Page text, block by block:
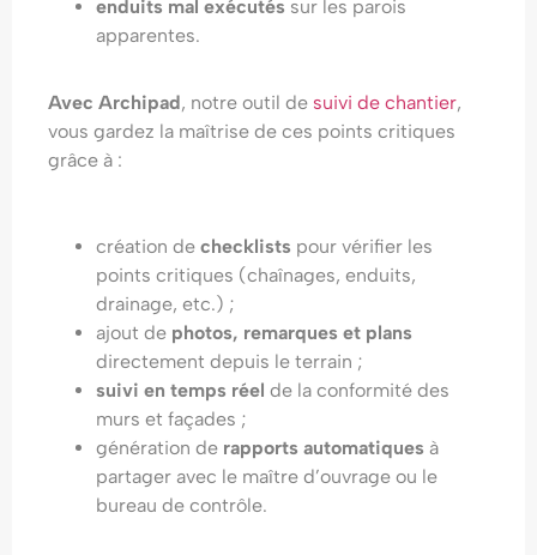
enduits mal exécutés sur les parois
apparentes.
Avec Archipad, notre outil de suivi de chantier,
vous gardez la maîtrise de ces points critiques
grâce à :
création de checklists pour vérifier les
points critiques (chaînages, enduits,
drainage, etc.) ;
ajout de photos, remarques et plans
directement depuis le terrain ;
suivi en temps réel de la conformité des
murs et façades ;
génération de rapports automatiques à
partager avec le maître d’ouvrage ou le
bureau de contrôle.